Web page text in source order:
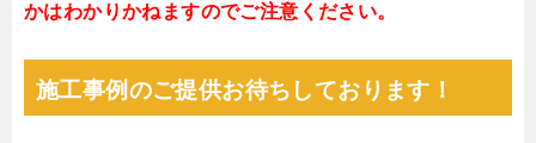
かはわかりかねますのでご注意ください。
施工事例のご提供お待ちしております！